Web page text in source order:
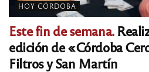
HOY CÓRDOBA
Este fin de semana.
edición de «Córdoba
Filtros y San Martín